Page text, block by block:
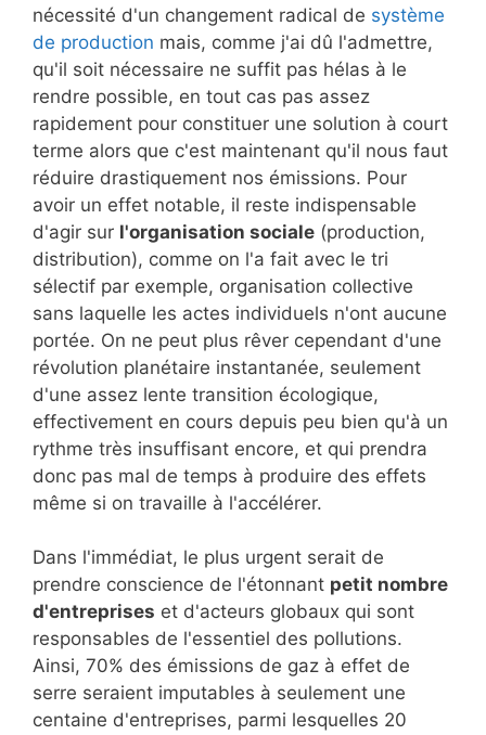
nécessité d'un changement radical de système
de production mais, comme j'ai dû l'admettre,
qu'il soit nécessaire ne suffit pas hélas à le
rendre possible, en tout cas pas assez
rapidement pour constituer une solution à court
terme alors que c'est maintenant qu'il nous faut
réduire drastiquement nos émissions. Pour
avoir un effet notable, il reste indispensable
d'agir sur l'organisation sociale (production,
distribution), comme on l'a fait avec le tri
sélectif par exemple, organisation collective
sans laquelle les actes individuels n'ont aucune
portée. On ne peut plus rêver cependant d'une
révolution planétaire instantanée, seulement
d'une assez lente transition écologique,
effectivement en cours depuis peu bien qu'à un
rythme très insuffisant encore, et qui prendra
donc pas mal de temps à produire des effets
même si on travaille à l'accélérer.
Dans l'immédiat, le plus urgent serait de
prendre conscience de l'étonnant petit nombre
d'entreprises et d'acteurs globaux qui sont
responsables de l'essentiel des pollutions.
Ainsi, 70% des émissions de gaz à effet de
serre seraient imputables à seulement une
centaine d'entreprises, parmi lesquelles 20